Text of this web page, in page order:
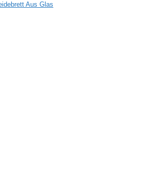
Aus Glas